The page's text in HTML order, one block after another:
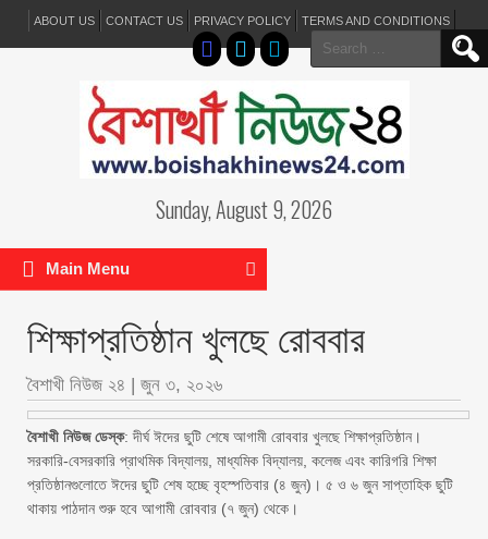
ABOUT US CONTACT US PRIVACY POLICY TERMS AND CONDITIONS
Search
for:
Sunday, August 9, 2026
Main Menu
শিক্ষাপ্রতিষ্ঠান খুলছে রোববার
বৈশাখী নিউজ ২৪ | জুন ৩, ২০২৬
বৈশাখী নিউজ ডেস্ক: দীর্ঘ ঈদের ছুটি শেষে আগামী রোববার খুলছে শিক্ষাপ্রতিষ্ঠান।
সরকারি-বেসরকারি প্রাথমিক বিদ্যালয়, মাধ্যমিক বিদ্যালয়, কলেজ এবং কারিগরি শিক্ষা
প্রতিষ্ঠানগুলোতে ঈদের ছুটি শেষ হচ্ছে বৃহস্পতিবার (৪ জুন)। ৫ ও ৬ জুন সাপ্তাহিক ছুটি
থাকায় পাঠদান শুরু হবে আগামী রোববার (৭ জুন) থেকে।